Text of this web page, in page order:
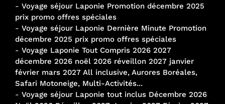
- Voyage séjour Laponie Promotion décembre 2025
prix promo offres spéciales
- Voyage séjour Laponie Dernière Minute Promotion
décembre 2025 prix promo offres spéciales
- Voyage Laponie Tout Compris 2026 2027
décembre 2026 noël 2026 réveillon 2027 janvier
février mars 2027 All inclusive, Aurores Boréales,
Safari Motoneige, Multi-Activités...
- Voyage séjour Laponie tout inclus Décembre 2026